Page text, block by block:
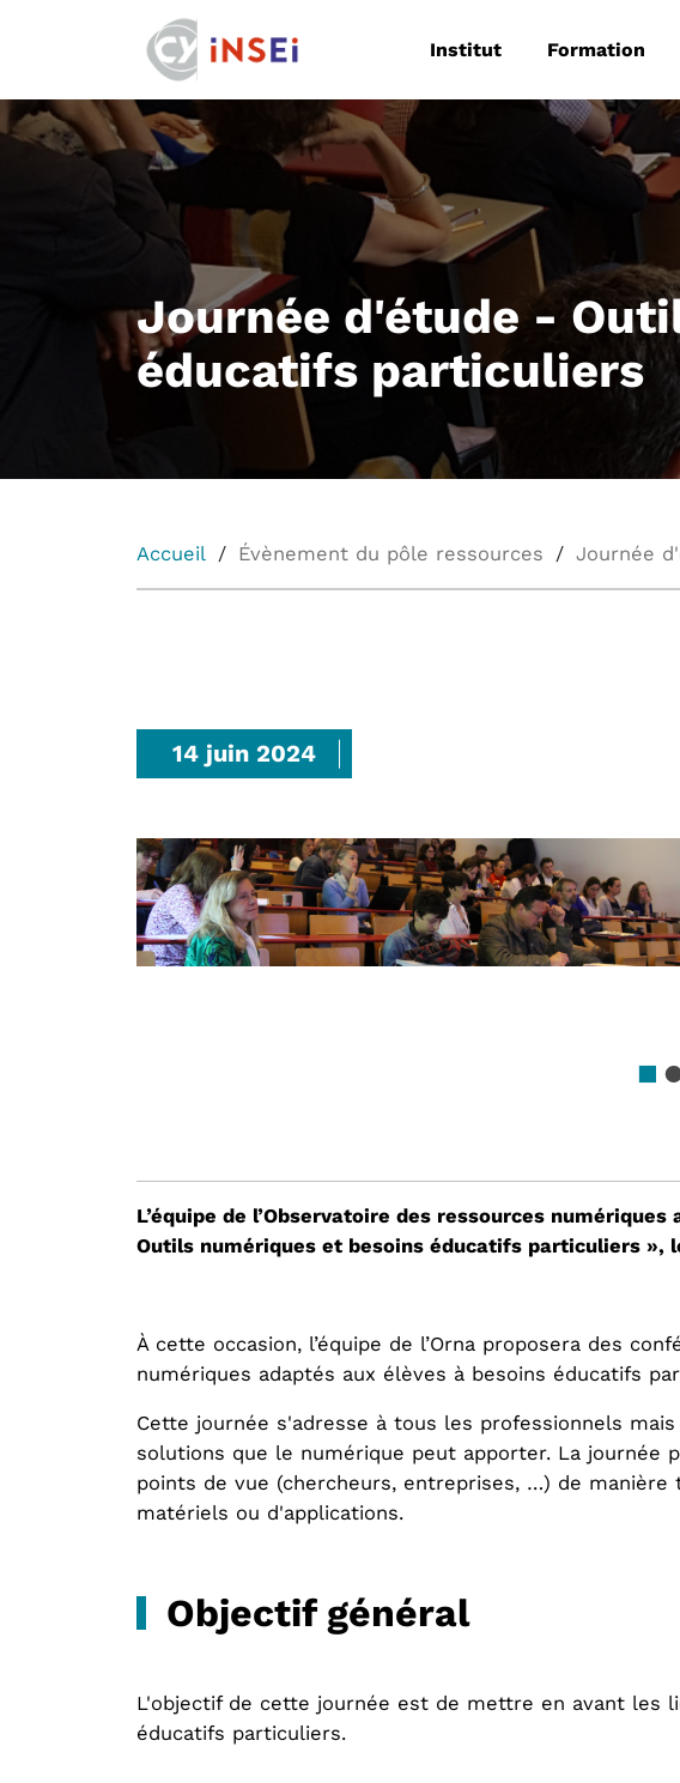
Institut Formation
Journée d'étude -
éducatifs particuliers
Accueil Évènement du pôle ressources
14 juin 2024
L’équipe de l’Observatoire des ressources
Outils numériques et besoins éducatifs particuliers »,
À cette occasion, l’équipe de l’Orna proposera des
numériques adaptés aux élèves à besoins éducatifs
Cette journée s'adresse à tous les professionnels
solutions que le numérique peut apporter. La journée
points de vue (chercheurs, entreprises, …) de
matériels ou d'applications.
Objectif général
L'objectif de cette journée est de mettre en avant les
éducatifs particuliers.